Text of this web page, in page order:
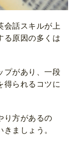
会話スキルが上
る原因の多くは
プがあり、一段
得られるコツに
り方があるの
ましょう。